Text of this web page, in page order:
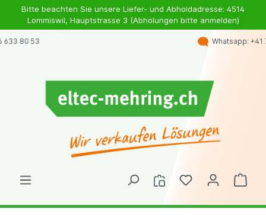
Bitte beachten Sie unsere Liefer- und Abholdadresse: 4514
Lommiswil, Hauptstrasse 3 (Abholungen bitte anmelden)